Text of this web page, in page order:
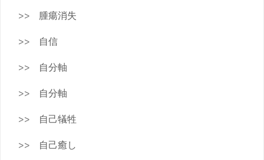
腫瘍消失
自信
自分軸
自分軸
自己犠牲
自己癒し